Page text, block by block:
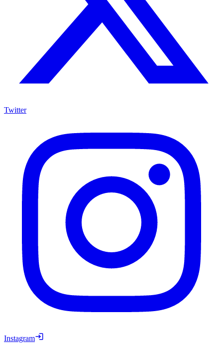
Twitter
Instagram